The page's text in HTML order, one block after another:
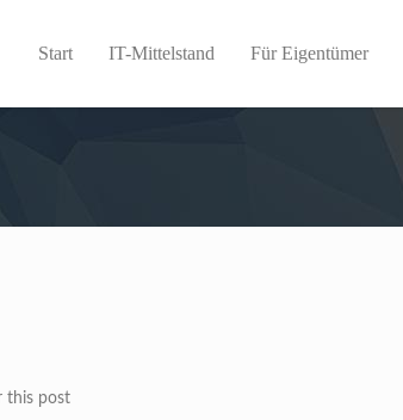
Start IT-Mittelstand Für Eigentümer
this post